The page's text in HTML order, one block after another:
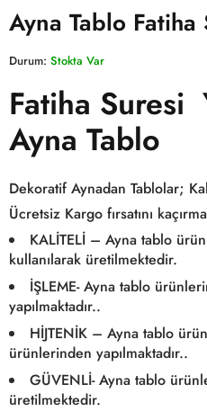
Ayna Tablo Fatiha
Durum: Stokta Var
Fatiha Suresi
Ayna Tablo
Dekoratif Aynadan Tablolar;
Ücretsiz Kargo fırsatını
KALİTELİ – Ayna tablo
kullanılarak üretilmektedir.
İŞLEME- Ayna tablo
yapılmaktadır..
HİJTENİK – Ayna tablo
ürünlerinden yapılmaktadır..
GÜVENLİ- Ayna tablo
üretilmektedir.